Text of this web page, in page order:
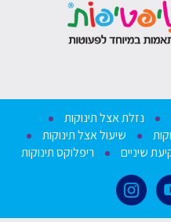
נזלת אצל תינוקות
שיעול אצל תינוקות
שיניים ריפלוקס תינוקות